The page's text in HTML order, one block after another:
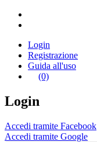
Login
Registrazione
Guida all'uso
(0)
Login
Accedi tramite Facebook
Accedi tramite Google